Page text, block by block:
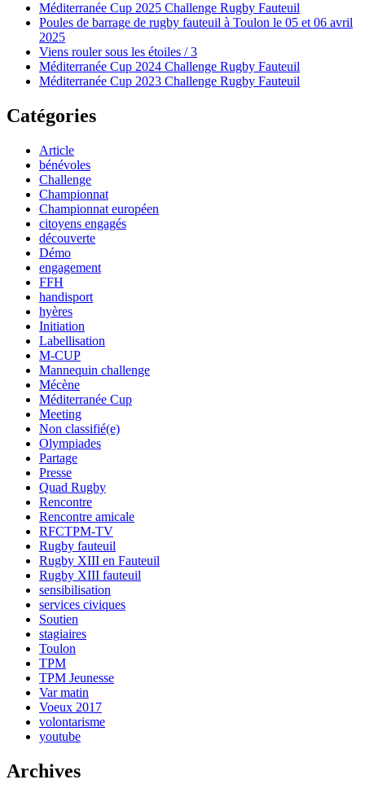
Méditerranée Cup 2025 Challenge Rugby Fauteuil
Poules de barrage de rugby fauteuil à Toulon le 05 et 06 avril
2025
Viens rouler sous les étoiles / 3
Méditerranée Cup 2024 Challenge Rugby Fauteuil
Méditerranée Cup 2023 Challenge Rugby Fauteuil
Catégories
Article
bénévoles
Challenge
Championnat
Championnat européen
citoyens engagés
découverte
Démo
engagement
FFH
handisport
hyères
Initiation
Labellisation
M-CUP
Mannequin challenge
Mécène
Méditerranée Cup
Meeting
Non classifié(e)
Olympiades
Partage
Presse
Quad Rugby
Rencontre
Rencontre amicale
RFCTPM-TV
Rugby fauteuil
Rugby XIII en Fauteuil
Rugby XIII fauteuil
sensibilisation
services civiques
Soutien
stagiaires
Toulon
TPM
TPM Jeunesse
Var matin
Voeux 2017
volontarisme
youtube
Archives